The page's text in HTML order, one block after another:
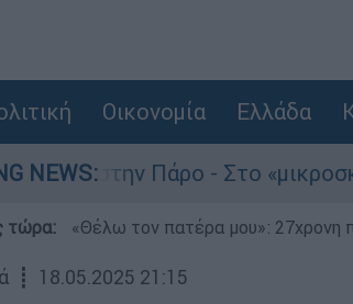
Οικονομία Ελλάδα
NEWS:
στην Πάρο - Στο
τώρα: «Θέλω τον πατέρα μου»: 27χρονη
┋ 18.05.2025 21:15